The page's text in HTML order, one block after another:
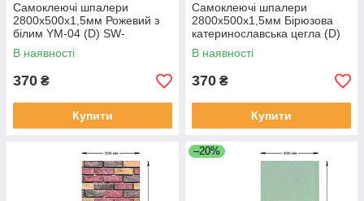
Самоклеючі шпалери
2800х500х1,5мм Рожевий з
білим YM-04 (D) SW-
00002024
В наявності
370 ₴
Купити
Самоклеючі шпалери
2800х500х1,5мм Бірюзова
катеринославська цегла (D)
SW-00001943
В наявності
370 ₴
Купити
–20%